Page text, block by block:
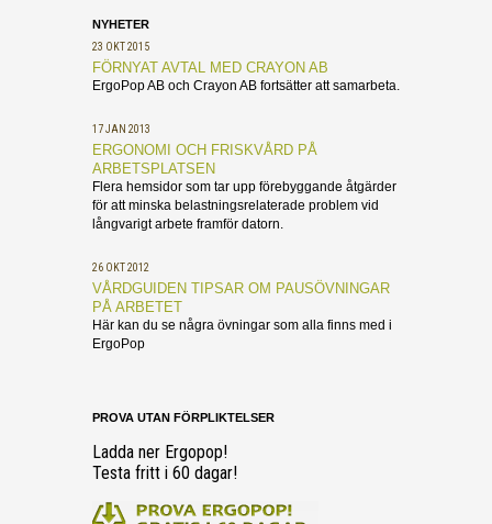
NYHETER
23 OKT 2015
FÖRNYAT AVTAL MED CRAYON AB
ErgoPop AB och Crayon AB fortsätter att samarbeta.
17 JAN 2013
ERGONOMI OCH FRISKVÅRD PÅ
ARBETSPLATSEN
Flera hemsidor som tar upp förebyggande åtgärder
för att minska belastningsrelaterade problem vid
långvarigt arbete framför datorn.
26 OKT 2012
VÅRDGUIDEN TIPSAR OM PAUSÖVNINGAR
PÅ ARBETET
Här kan du se några övningar som alla finns med i
ErgoPop
PROVA UTAN FÖRPLIKTELSER
Ladda ner Ergopop!
Testa fritt i 60 dagar!